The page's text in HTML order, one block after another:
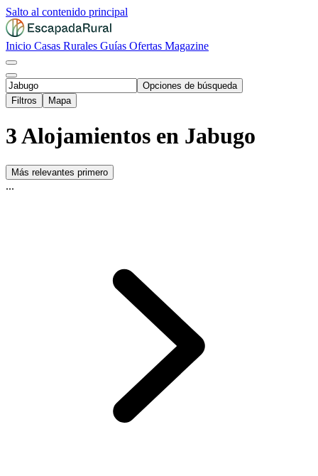
Salto al contenido principal
Inicio Casas Rurales Guías Ofertas Magazine
Opciones de búsqueda
Filtros
Mapa
3 Alojamientos en Jabugo
Más relevantes primero
...